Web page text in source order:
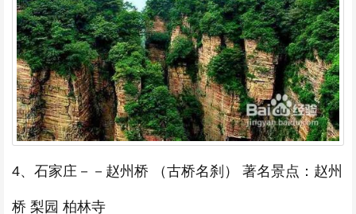
4、石家庄－－赵州桥 （古桥名刹） 著名景点：赵州
桥 梨园 柏林寺